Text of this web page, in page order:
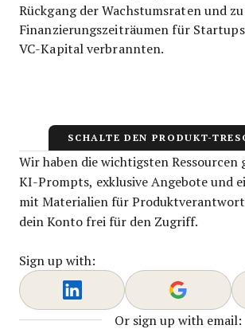
Rückgang der Wachstumsraten und
Finanzierungszeiträumen für
VC-Kapital verbrannten.
SCHALTE DEN PRODUKT-
Wir haben die wichtigsten Ressourcen
KI-Prompts, exklusive Angebote und
mit Materialien für
dein Konto frei für den Zugriff.
Sign up with:
Or sign up with email: